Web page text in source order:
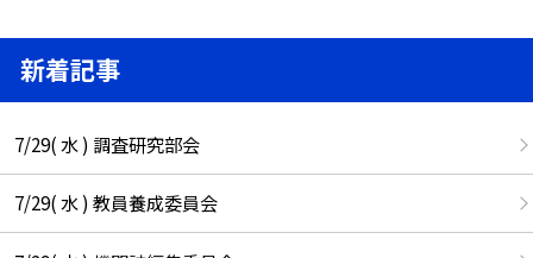
新着記事
7/29( 水 ) 調査研究部会
7/29( 水 ) 教員養成委員会